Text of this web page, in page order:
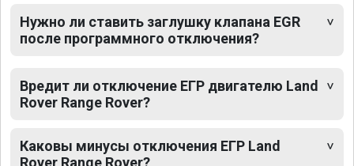
Нужно ли ставить заглушку клапана EGR
после программного отключения?
Вредит ли отключение ЕГР двигателю Land
Rover Range Rover?
Каковы минусы отключения ЕГР Land